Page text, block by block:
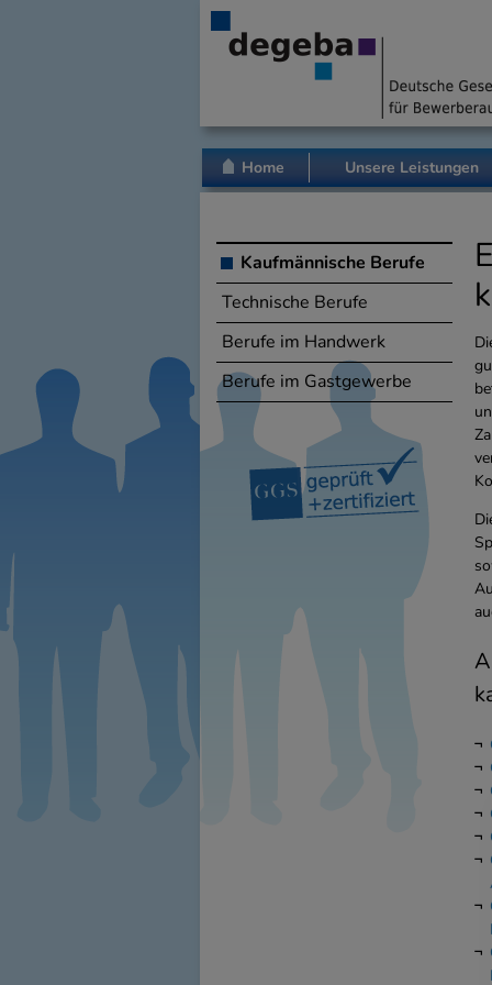
Home Unsere Leistungen
Kaufmännische Berufe
Technische Berufe
Berufe im Handwerk
Berufe im Gastgewerbe